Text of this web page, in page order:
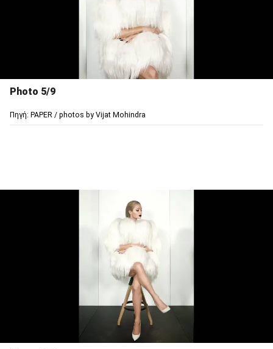
Photo 5/9
Πηγή: PAPER / photos by Vijat Mohindra